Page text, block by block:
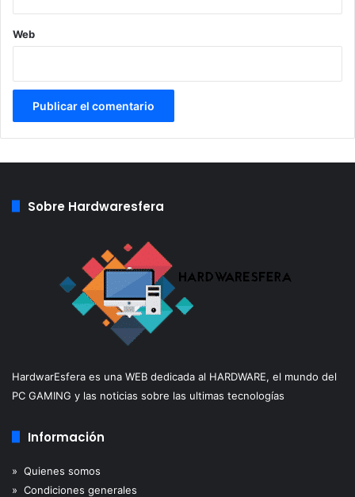
inteligencia artificial ia
Se espera que en la mayoría de casos, una IA trabaje
de otro modo consumirían mucho tiempo a los
puntuaciones de satisfacción, y proporcionar resultados
en productividad, entre los encuestados del estudio se
espera que las herramientas de IA generativa y los
escritores de IA les ayuden a reducir la carga de trabajo
al eliminar procesos ineficientes.
Casi dos tercios de los directivos encuestados afirman
financiera en herramientas tecnológicas. También
esperan invertir más en formación para sus equipos de
Web
Sobre Hardwaresfera
HardwarEsfera es una WEB dedicada al HARDWARE, el mundo del
PC GAMING y las noticias sobre las ultimas tecnologías
Información
» Quienes somos
» Condiciones generales